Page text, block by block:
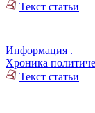
Текст статьи
Информация .
Хроника
Текст статьи